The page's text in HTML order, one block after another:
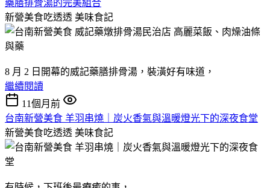
藥膳排骨湯的完美組合
新營美食吃透透 美味食記
8 月 2 日開幕的威記藥膳排骨湯，裝潢好有味道，
繼續閱讀
11個月前
台南新營美食 羊羽串燒｜炭火香氣與溫暖燈光下的深夜食堂
新營美食吃透透 美味食記